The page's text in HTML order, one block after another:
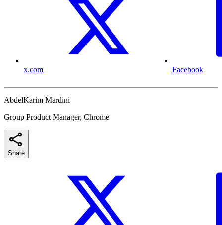
x.com Facebook
AbdelKarim Mardini
Group Product Manager, Chrome
Share